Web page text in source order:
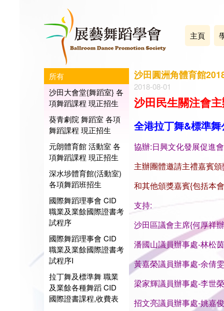
主頁
所有
沙田大會堂{舞蹈室} 各
項舞蹈課程 現正招生
葵青劇院 舞蹈室 各項
舞蹈課程 現正招生
元朗體育館 活動室 各
項舞蹈課程 現正招生
深水埗體育館(活動室)
各項舞蹈班招生
國際舞蹈理事會 CID
職業及業餘國際證書考
試程序
國際舞蹈理事會 CID
職業及業餘國際證書考
試程序I
拉丁舞及標準舞 職業
及業餘各種舞蹈 CID
國際證書課程,收費表
沙田圓洲角體育館
2018-08-01
沙田民生關注會
全港拉丁舞&標準
協辦:日興文化發展促進
主辦團體邀請主禮嘉賓
和其他頒獎嘉賓{包括本
支持:
沙田區議會主席{何厚祥
潘國山議員辦事處-林松
黃嘉榮議員辦事處-余倩
梁家輝議員辦事處-李世
招文亮議員辦事處-姚嘉